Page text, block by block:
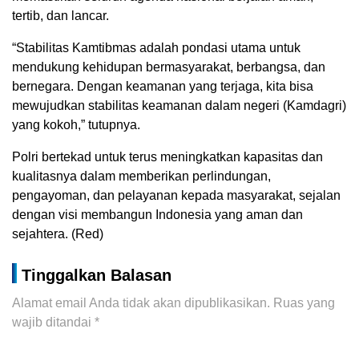
tertib, dan lancar.
“Stabilitas Kamtibmas adalah pondasi utama untuk
mendukung kehidupan bermasyarakat, berbangsa, dan
bernegara. Dengan keamanan yang terjaga, kita bisa
mewujudkan stabilitas keamanan dalam negeri (Kamdagri)
yang kokoh,” tutupnya.
Polri bertekad untuk terus meningkatkan kapasitas dan
kualitasnya dalam memberikan perlindungan,
pengayoman, dan pelayanan kepada masyarakat, sejalan
dengan visi membangun Indonesia yang aman dan
sejahtera. (Red)
Tinggalkan Balasan
Alamat email Anda tidak akan dipublikasikan. Ruas yang
wajib ditandai *